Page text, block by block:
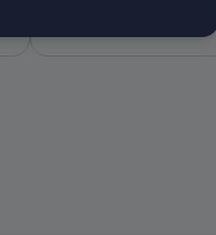
подключение: наружная